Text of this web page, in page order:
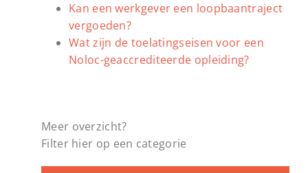
Kan een werkgever een loopbaantraject
vergoeden?
Wat zijn de toelatingseisen voor een
Noloc-geaccrediteerde opleiding?
Meer overzicht?
Filter hier op een categorie